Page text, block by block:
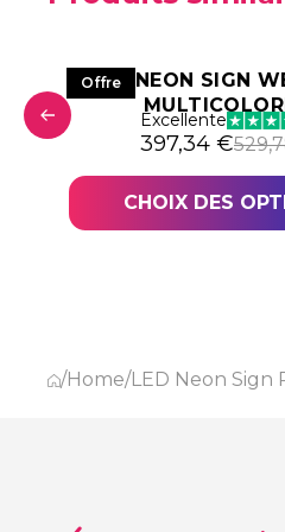
€.
€.
Offre
LED NEON SIGN
Excellente
Le prix initial
397,34 €
Le prix actuel
CHOIX DES
/Home/LED Neon Sign